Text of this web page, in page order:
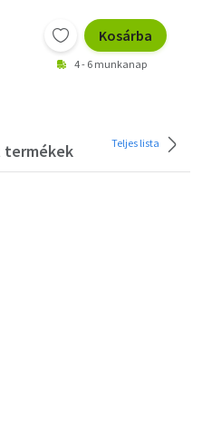
Kosárba
4 - 6 munkanap
Teljes lista